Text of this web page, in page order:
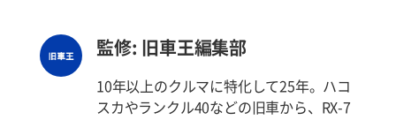
監修: 旧車王編集部
10年以上のクルマに特化して25年。ハコ
スカやランクル40などの旧車から、RX-7